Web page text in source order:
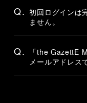
Q. 初回ログインは
ません。
Q.
「the GazettE
メールアドレス